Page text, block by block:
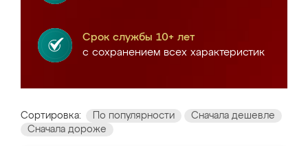
Срок службы 10+ лет
с сохранением всех характеристик
Сортировка: По популярности
Сначала дешевле
Сначала дороже